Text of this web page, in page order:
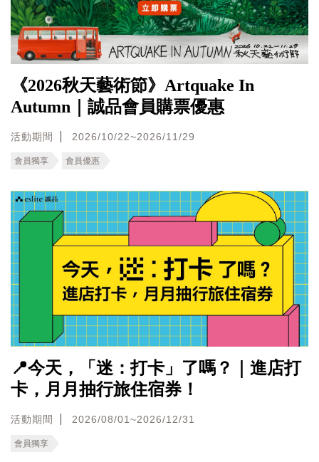
《2026秋天藝術節》Artquake In
Autumn｜誠品會員購票優惠
活動期間 2026/10/22~2026/11/29
會員獨享 會員優惠
📍今天，「迷：打卡」了嗎？｜進店打
卡，月月抽行旅住宿券！
活動期間 2026/08/01~2026/12/31
會員獨享